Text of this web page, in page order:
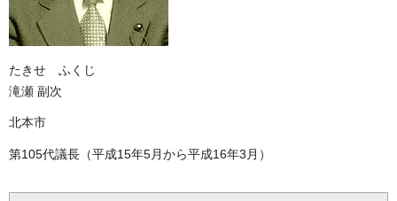
たきせ ふくじ
滝瀬 副次
北本市
第105代議長（平成15年5月から平成16年3月）